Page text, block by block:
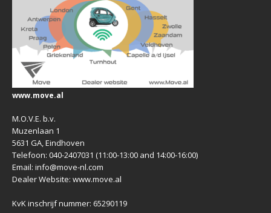
www.move.al
M.O.V.E. b.v.
Muzenlaan 1
5631 GA, Eindhoven
Telefoon: 040-2407031 (11:00-13:00 and 14:00-16:00)
Email: info@move-nl.com
Dealer Website: www.move.al
KvK inschrijf nummer: 65290119